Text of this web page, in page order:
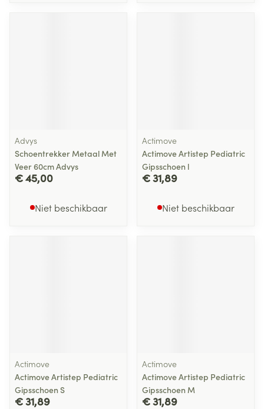
Advys
Schoentrekker Metaal Met
Veer 60cm Advys
€ 45,00
Niet beschikbaar
Actimove
Actimove Artistep Pediatric
Gipsschoen l
€ 31,89
Niet beschikbaar
Actimove
Actimove Artistep Pediatric
Gipsschoen S
€ 31,89
Actimove
Actimove Artistep Pediatric
Gipsschoen M
€ 31,89